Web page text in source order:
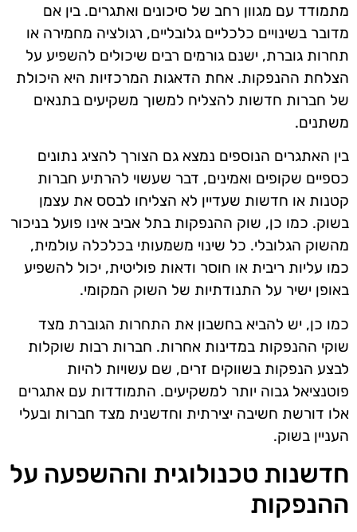
מתמודד עם מגוון רחב של סיכונים ואתגרים. בין אם
מדובר בשינויים כלכליים גלובליים, רגולציה מחמירה או
תחרות גוברת, ישנם גורמים רבים שיכולים להשפיע על
הצלחת ההנפקות. אחת הדאגות המרכזיות היא היכולת
של חברות חדשות להצליח למשוך משקיעים בתנאים
משתנים.
בין האתגרים הנוספים נמצא גם הצורך להציג נתונים
כספיים שקופים ואמינים, דבר שעשוי להרתיע חברות
קטנות או חדשות שעדיין לא הצליחו לבסס את עצמן
בשוק. כמו כן, שוק ההנפקות בתל אביב אינו פועל בניכור
מהשוק הגלובלי. כל שינוי משמעותי בכלכלה עולמית,
כמו עליות ריבית או חוסר ודאות פוליטית, יכול להשפיע
באופן ישיר על התנודתיות של השוק המקומי.
כמו כן, יש להביא בחשבון את התחרות הגוברת מצד
שוקי ההנפקות במדינות אחרות. חברות רבות שוקלות
לבצע הנפקות בשווקים זרים, שם עשויות להיות
פוטנציאל גבוה יותר למשקיעים. התמודדות עם אתגרים
אלו דורשת חשיבה יצירתית וחדשנית מצד חברות ובעלי
העניין בשוק.
חדשנות טכנולוגית וההשפעה על
ההנפקות